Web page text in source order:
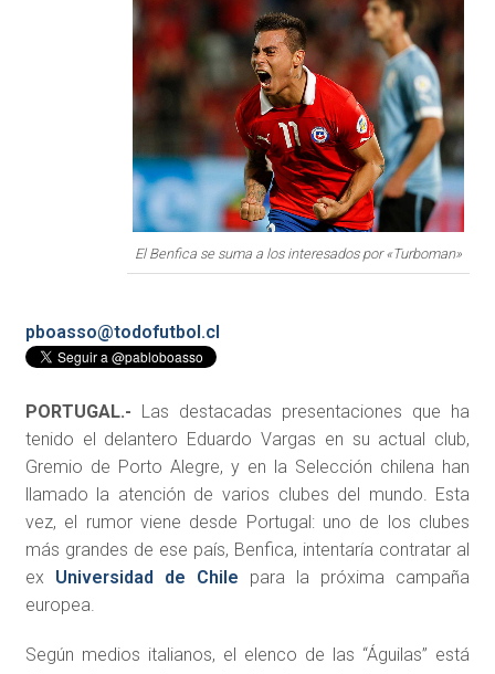
El Benfica se suma a los interesados por «Turboman»
pboasso@todofutbol.cl
PORTUGAL.- Las destacadas presentaciones que ha
tenido el delantero Eduardo Vargas en su actual club,
Gremio de Porto Alegre, y en la Selección chilena han
llamado la atención de varios clubes del mundo. Esta
vez, el rumor viene desde Portugal: uno de los clubes
más grandes de ese país, Benfica, intentaría contratar al
ex Universidad de Chile para la próxima campaña
europea.
Según medios italianos, el elenco de las “Águilas” está